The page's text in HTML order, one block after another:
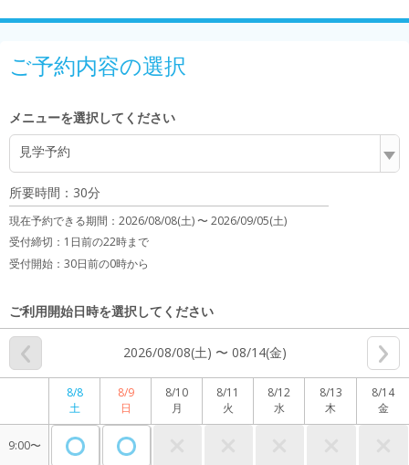
ご予約内容の選択
メニューを選択してください
見学予約
所要時間：30分
現在予約できる期間： 2026/08/08(土) 〜2026/09/05(土)
受付締切： 1日前の22時まで
受付開始： 30日前の0時から
ご利用開始日時を選択してください
2026/08/08(土) 〜 08/14(金)
8/8
土
8/9
日
8/10
月
8/11
火
8/12
水
8/13
木
8/14
金
9:00〜